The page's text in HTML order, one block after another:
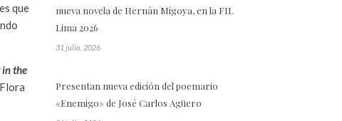
que
in the
nueva novela de Hernán Migoya, en la FIL
Lima 2026
31 julio, 2026
Presentan nueva edición del poemario
«Enemigo» de José Carlos Agüero